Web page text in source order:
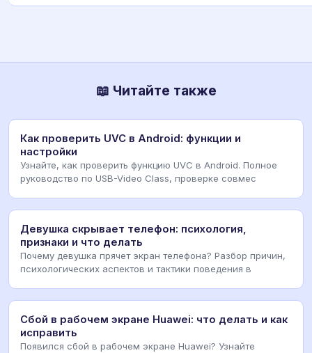
📖 Читайте также
Как проверить UVC в Android: функции и
настройки
Узнайте, как проверить функцию UVC в Android. Полное
руководство по USB-Video Class, проверке совмес
Девушка скрывает телефон: психология,
признаки и что делать
Почему девушка прячет экран телефона? Разбор причин,
психологических аспектов и тактики поведения в
Сбой в рабочем экране Huawei: что делать и как
исправить
Появился сбой в рабочем экране Huawei? Узнайте